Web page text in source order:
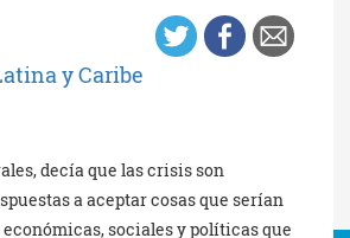
y Caribe
decía que las crisis son
a aceptar cosas que serían
sociales y políticas que